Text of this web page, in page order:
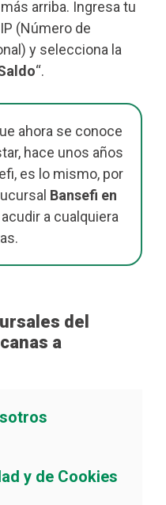
arriba. Ingresa tu
(Número de
y selecciona la
“.
ahora se conoce
hace unos años
es lo mismo, por
Bansefi en
a cualquiera
del
a
y de Cookies